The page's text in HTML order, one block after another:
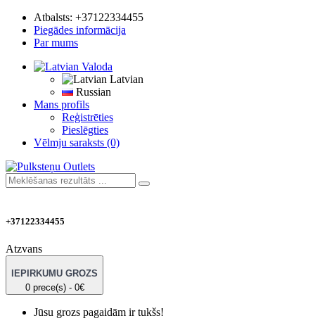
Atbalsts: +37122334455
Piegādes informācija
Par mums
Valoda
Latvian
Russian
Mans profils
Reģistrēties
Pieslēgties
Vēlmju saraksts (0)
+37122334455
Atzvans
IEPIRKUMU GROZS
0 prece(s) - 0€
Jūsu grozs pagaidām ir tukšs!